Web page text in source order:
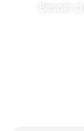
Besoin